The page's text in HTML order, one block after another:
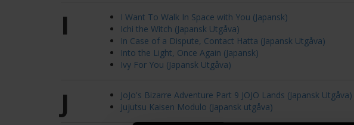
I
I Want To Walk In Space with You (Japansk)
Ichi the Witch (Japansk Utgåva)
In Case of a Dispute, Contact Hatta (Japansk Utgåva)
Into the Light, Once Again (Japansk)
Ivy For You (Japansk Utgåva)
J
JoJo's Bizarre Adventure Part 9 JOJO Lands (Japansk Utgåva)
Jujutsu Kaisen Modulo (Japansk utgåva)